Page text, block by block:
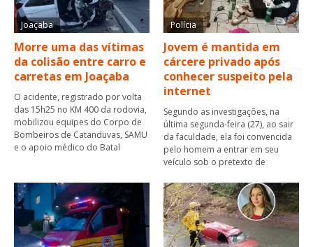
Joaçaba
Morre uma das vítimas
da colisão entre carro e
carretas em Joaçaba
O acidente, registrado por volta
das 15h25 no KM 400 da rodovia,
mobilizou equipes do Corpo de
Bombeiros de Catanduvas, SAMU
e o apoio médico do Batal
Polícia
Jovem é mantida em
cárcere privado após
conhecer suspeito pela
internet
Segundo as investigações, na
última segunda-feira (27), ao sair
da faculdade, ela foi convencida
pelo homem a entrar em seu
veículo sob o pretexto de